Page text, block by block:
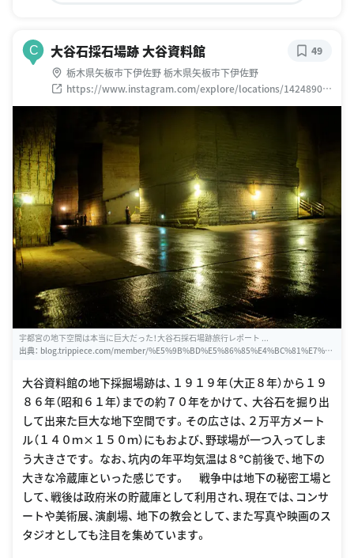
C 大谷石採石場跡 大谷資料館
栃木県矢板市下伊佐野 栃木県矢板市下伊佐野
https://www.instagram.com/explore/locations/14248906
07773598
49
宇都宮の地下空間は本当に巨大だった！大谷石採石場跡旅行レポート ...
出典： blog.trippiece.com/member/%E5%9B%BD%E5%86%85%E4%BC%81%E7%9
大谷資料館の地下採掘場跡は、１９１９年（大正８年）から１９
８６年（昭和６１年）までの約７０年をかけて、 大谷石を掘り出
して出来た巨大な地下空間です。その広さは、２万平方メート
ル（１４０ｍ×１５０ｍ）にもおよび、野球場が一つ入ってしま
う大きさです。 なお、坑内の年平均気温は８℃前後で、地下の
大きな冷蔵庫といった感じです。 戦争中は地下の秘密工場と
して、戦後は政府米の貯蔵庫として利用され、現在では、コンサ
ートや美術展、演劇場、 地下の教会として、また写真や映画のス
タジオとしても注目を集めています。